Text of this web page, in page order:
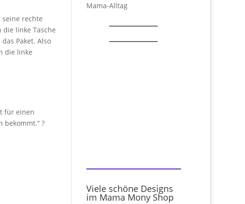
seine rechte
linke Tasche
Paket. Also
die linke
für einen
bekommt.“ ?
Mama-Alltag
Viele schöne Designs
im Mama Mony Shop